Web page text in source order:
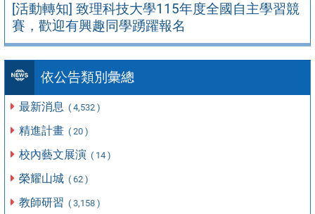
[活動轉知] 致理科技大學115年度全國自主學習競
賽，歡迎有興趣同學踴躍報名
依公告類別彙總
最新消息 ( 4,532 )
精進計畫 ( 20 )
校內藝文展演 ( 14 )
榮耀山城 ( 62 )
教師研習 ( 3,158 )